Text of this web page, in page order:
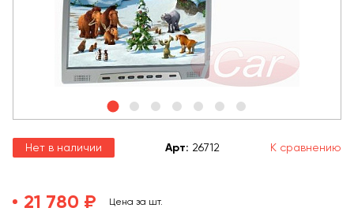
Нет в наличии Арт: 26712 К сравнению
21 780 ₽ Цена за шт.